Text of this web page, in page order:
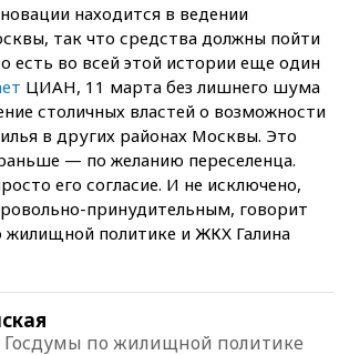
находится в ведении
так что средства должны пойти
есть во всей этой истории еще один
ЦИАН, 11 марта без лишнего шума
столичных властей о возможности
в других районах Москвы. Это
— по желанию переселенца.
его согласие. И не исключено,
принудительным, говорит
жилищной политике и ЖКХ Галина
Госдумы по жилищной политике